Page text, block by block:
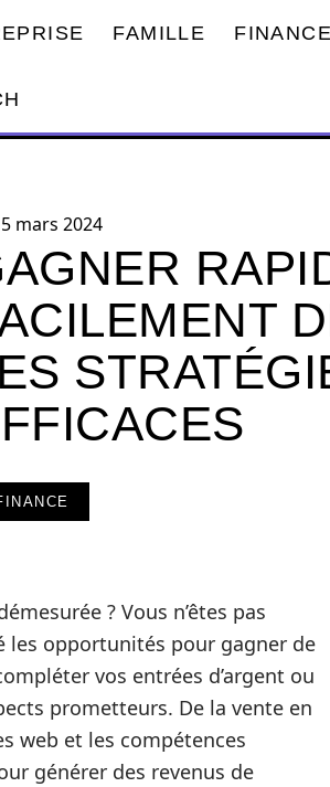
FAMILLE FINANCE
5 mars 2024
? Vous n’êtes pas
les opportunités pour gagner de
vos entrées d’argent ou
prometteurs. De la vente en
web et les compétences
générer des revenus de